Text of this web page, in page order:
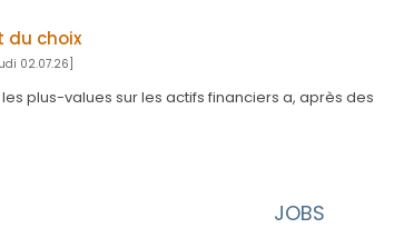
du choix
02.07.26]
plus-values sur les actifs financiers a, après des
JOBS